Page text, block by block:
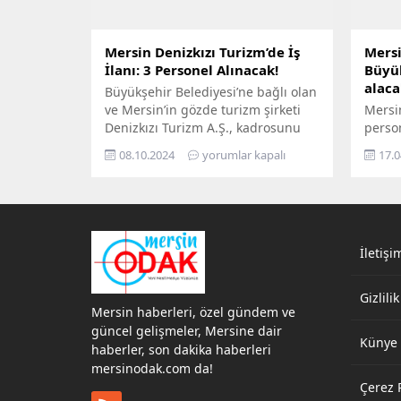
Mersin Denizkızı Turizm’de İş
İlanı: 3 Personel Alınacak!
Büyükşehir Belediyesi’ne bağlı olan
ve Mersin’in gözde turizm şirketi
Denizkızı Turizm A.Ş., kadrosunu
güçlendirmek amacıyla 3 farklı
pozisyonda personel alımı
Anonim Şirketi, çeşitli
pozisyonlarda 3 yeni personel alımı
yapacağını duyurdu. İlgili iş
ilanında, elektrik, tamir, bakım ve
bilişim gibi alanlarda...
08.10.2024 yorumlar kapalı
Mersin haberleri, özel gündem ve
güncel gelişmeler, Mersine dair
haberler, son dakika haberleri
mersinodak.com da!
Gizlilik
Künye
Çerez